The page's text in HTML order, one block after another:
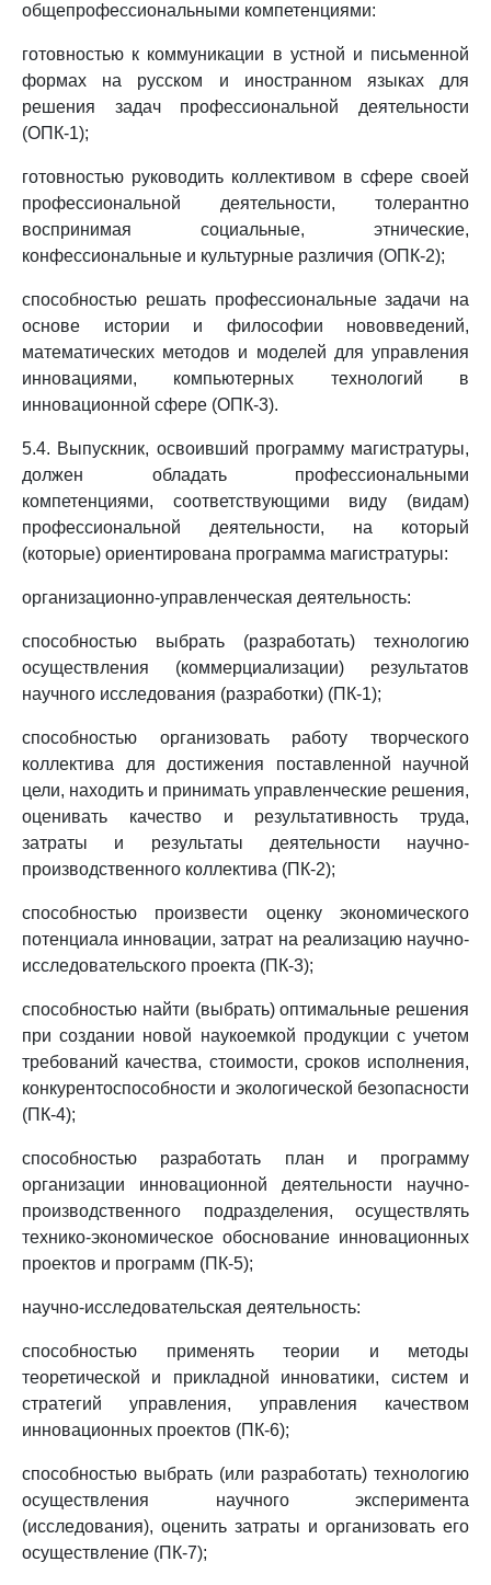
общепрофессиональными компетенциями:
готовностью к коммуникации в устной и письменной
формах на русском и иностранном языках для
решения задач профессиональной деятельности
(ОПК-1);
готовностью руководить коллективом в сфере своей
профессиональной деятельности, толерантно
воспринимая социальные, этнические,
конфессиональные и культурные различия (ОПК-2);
способностью решать профессиональные задачи на
основе истории и философии нововведений,
математических методов и моделей для управления
инновациями, компьютерных технологий в
инновационной сфере (ОПК-3).
5.4. Выпускник, освоивший программу магистратуры,
должен обладать профессиональными
компетенциями, соответствующими виду (видам)
профессиональной деятельности, на который
(которые) ориентирована программа магистратуры:
организационно-управленческая деятельность:
способностью выбрать (разработать) технологию
осуществления (коммерциализации) результатов
научного исследования (разработки) (ПК-1);
способностью организовать работу творческого
коллектива для достижения поставленной научной
цели, находить и принимать управленческие решения,
оценивать качество и результативность труда,
затраты и результаты деятельности научно-
производственного коллектива (ПК-2);
способностью произвести оценку экономического
потенциала инновации, затрат на реализацию научно-
исследовательского проекта (ПК-3);
способностью найти (выбрать) оптимальные решения
при создании новой наукоемкой продукции с учетом
требований качества, стоимости, сроков исполнения,
конкурентоспособности и экологической безопасности
(ПК-4);
способностью разработать план и программу
организации инновационной деятельности научно-
производственного подразделения, осуществлять
технико-экономическое обоснование инновационных
проектов и программ (ПК-5);
научно-исследовательская деятельность:
способностью применять теории и методы
теоретической и прикладной инноватики, систем и
стратегий управления, управления качеством
инновационных проектов (ПК-6);
способностью выбрать (или разработать) технологию
осуществления научного эксперимента
(исследования), оценить затраты и организовать его
осуществление (ПК-7);